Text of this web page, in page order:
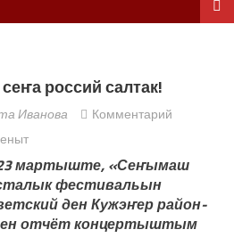
россий салтак!
Иванова
Комментарий
мартыште, «Сеҥымаш
фестивальын
ден Кужэҥер район-
отчёт концертыштым